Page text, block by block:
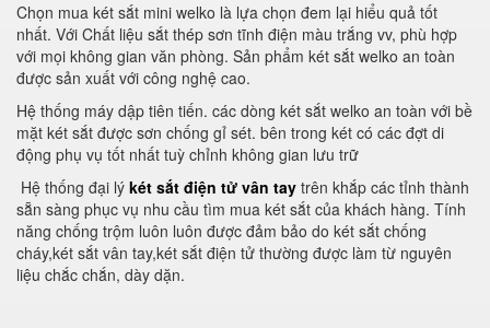
Chọn mua két sắt mini welko là lựa chọn đem lại hiểu quả tốt
nhất. Với Chất liệu sắt thép sơn tĩnh điện màu trắng vv, phù hợp
với mọi không gian văn phòng. Sản phẩm két sắt welko an toàn
được sản xuất với công nghệ cao.
Hệ thống máy dập tiên tiến. các dòng két sắt welko an toàn với bề
mặt két sắt được sơn chống gỉ sét. bên trong két có các đợt di
động phụ vụ tốt nhất tuỳ chỉnh không gian lưu trữ
Hệ thống đại lý két sắt điện tử vân tay trên khắp các tỉnh thành
sẵn sàng phục vụ nhu cầu tìm mua két sắt của khách hàng. Tính
năng chống trộm luôn luôn được đảm bảo do két sắt chống
cháy,két sắt vân tay,két sắt điện tử thường được làm từ nguyên
liệu chắc chắn, dày dặn.